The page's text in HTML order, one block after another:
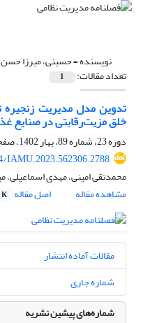
نویسنده =حسینی، میرزا حسن
تعداد مقالات: 1
تدوین مدل مدیریت زنجیره
خلق مزیت‌رقابتی در صنایع
دوره 23، شماره 89، بهار 1402، صفحه
IAMU.2023.562306.2788
محمدتقی امینی، مهدی
مشاهده مقاله
اصل مقاله K
مقالات آماده انتشار
شماره جاری
شماره‌های پیشین نشریه